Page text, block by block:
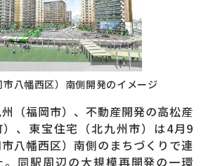
八幡西区）南側開発のイメージ
（福岡市）、不動産開発の高松産
、東宝住宅（北九州市）は4月9
八幡西区）南側のまちづくりで連
同駅周辺の大規模再開発の一環